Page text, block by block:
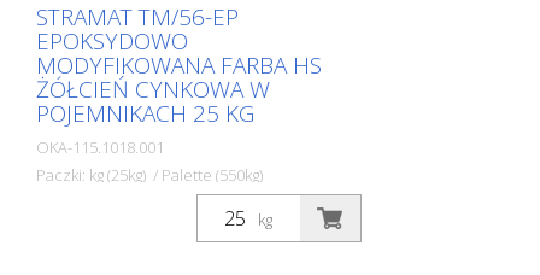
STRAMAT TM/56-EP
EPOKSYDOWO
MODYFIKOWANA FARBA HS
ŻÓŁCIEŃ CYNKOWA W
POJEMNIKACH 25 KG
OKA-115.1018.001
Paczki: kg (25kg) / Palette (550kg)
Dwuskładnikowa farba do znakowania
dróg STRAMAT 2-K-TM/56 EP jest również
kg